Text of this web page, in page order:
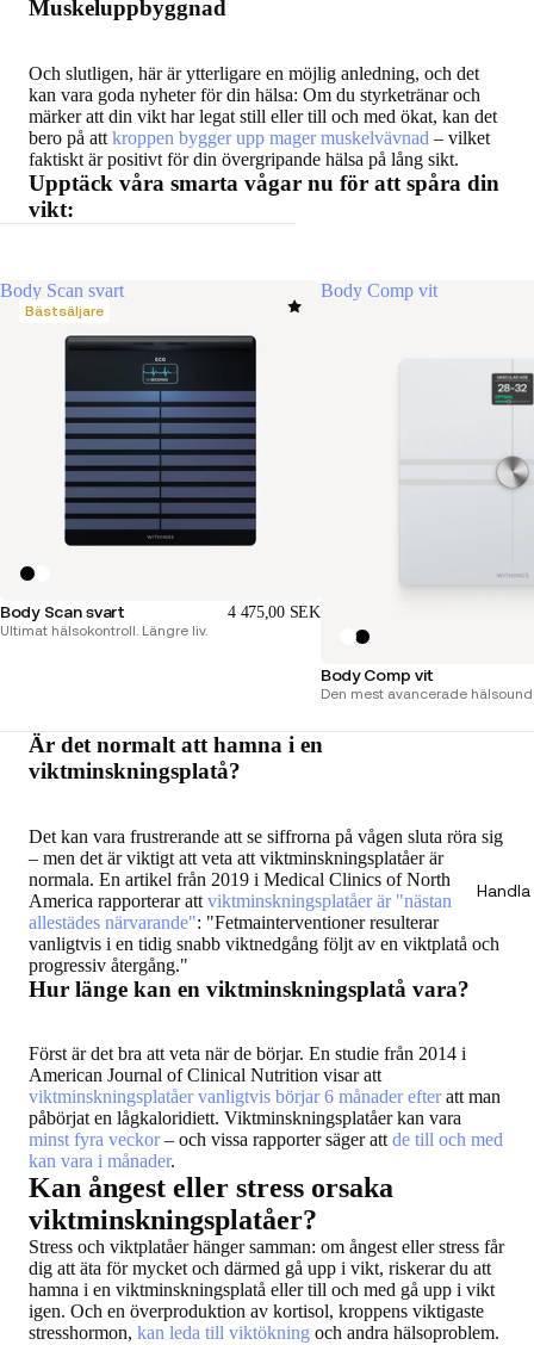
Muskeluppbyggnad
Och slutligen, här är ytterligare en möjlig anledning, och det
kan vara goda nyheter för din hälsa: Om du styrketränar och
märker att din vikt har legat still eller till och med ökat, kan det
bero på att kroppen bygger upp mager muskelvävnad – vilket
faktiskt är positivt för din övergripande hälsa på lång sikt.
Upptäck våra smarta vågar nu för att spåra din
vikt:
Body Scan svart
Bästsäljare
Body Scan svart 4 475,00 SEK
Ultimat hälsokontroll. Längre liv.
Body Comp vit
Body Comp vit
Den mest avancerade
Är det normalt att hamna i en
viktminskningsplatå?
Det kan vara frustrerande att se siffrorna på vågen sluta röra sig
– men det är viktigt att veta att viktminskningsplatåer är
normala. En artikel från 2019 i Medical Clinics of North
America rapporterar att viktminskningsplatåer är "nästan
allestädes närvarande": "Fetmainterventioner resulterar
vanligtvis i en tidig snabb viktnedgång följt av en viktplatå och
progressiv återgång."
Hur länge kan en viktminskningsplatå vara?
Först är det bra att veta när de börjar. En studie från 2014 i
American Journal of Clinical Nutrition visar att
viktminskningsplatåer vanligtvis börjar 6 månader efteratt man
påbörjat en lågkaloridiett. Viktminskningsplatåer kan vara
minst fyra veckor– och vissa rapporter säger attde till och med
kan vara i månader.
Kan ångest eller stress orsaka
viktminskningsplatåer?
Stress och viktplatåer hänger samman: om ångest eller stress får
dig att äta för mycket och därmed gå upp i vikt, riskerar du att
hamna i en viktminskningsplatå eller till och med gå upp i vikt
igen. Och en överproduktion av kortisol, kroppens viktigaste
stresshormon, kan leda till viktökning och andra hälsoproblem.